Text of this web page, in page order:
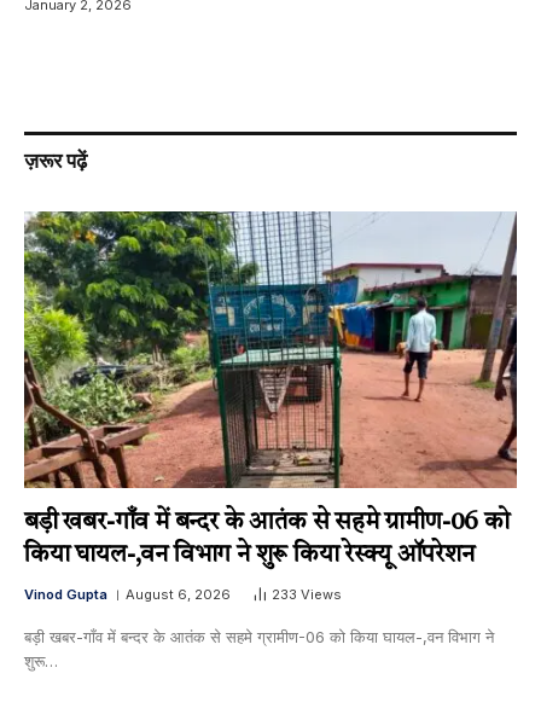
January 2, 2026
ज़रूर पढ़ें
बड़ी खबर-गाँव में बन्दर के आतंक से सहमे ग्रामीण-06 को
किया घायल-,वन विभाग ने शुरू किया रेस्क्यू ऑपरेशन
Vinod Gupta August 6, 2026 233 Views
बड़ी खबर-गाँव में बन्दर के आतंक से सहमे ग्रामीण-06 को किया घायल-,वन विभाग ने
शुरू…